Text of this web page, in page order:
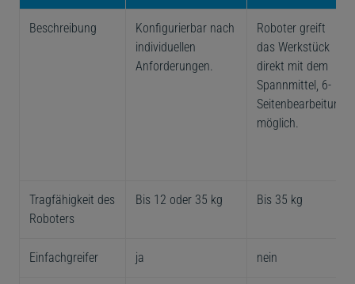
Beschreibung
Konfigurierbar nach
individuellen
Anforderungen.
Roboter greift
das Werkstück
direkt mit dem
Spannmittel, 6-
Seitenbearbeitung
möglich.
Tragfähigkeit des
Roboters
Bis 12 oder 35 kg Bis 35 kg
Einfachgreifer ja nein